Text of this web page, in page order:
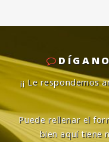
¡¡ Le respondemos
Puede rellenar el
bien aquí tiene